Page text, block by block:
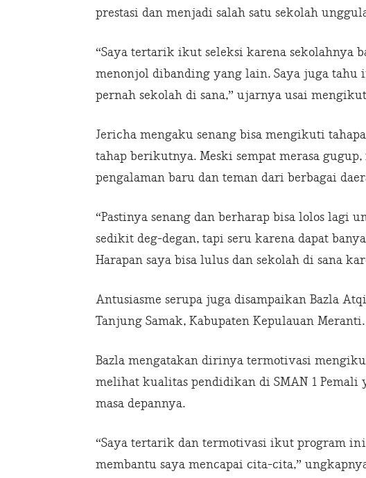
prestasi dan menjadi salah satu sekolah
“Saya tertarik ikut seleksi karena sekolahnya
menonjol dibanding yang lain. Saya juga
pernah sekolah di sana,” ujarnya usai
Jericha mengaku senang bisa mengikuti
tahap berikutnya. Meski sempat merasa
pengalaman baru dan teman dari berbagai
“Pastinya senang dan berharap bisa lolos lagi
sedikit deg-degan, tapi seru karena dapat
Harapan saya bisa lulus dan sekolah di sana
Antusiasme serupa juga disampaikan Bazla
Tanjung Samak, Kabupaten Kepulauan Meranti.
Bazla mengatakan dirinya termotivasi
melihat kualitas pendidikan di SMAN 1
masa depannya.
“Saya tertarik dan termotivasi ikut program
membantu saya mencapai cita-cita,”